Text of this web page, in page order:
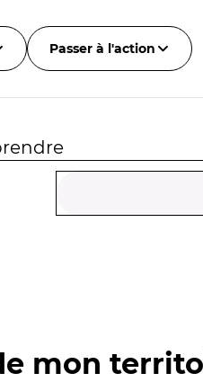
Passer à l'action
mon